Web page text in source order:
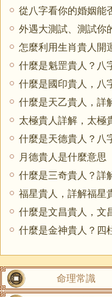
從八字看你的婚姻能
外遇大測試、測試你
怎麼利用生肖貴人開
什麼是國印貴人，八
什麼是天乙貴人，詳
太極貴人詳解，太極
什麼是天德貴人？八
月德貴人是什麼意思
什麼是三奇貴人？詳
福星貴人，詳解福星
什麼是金神貴人？四
命理常識